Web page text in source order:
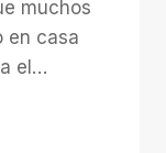
muchos
en casa
el…